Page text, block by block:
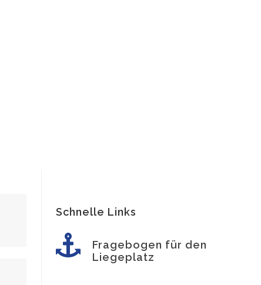
Schnelle Links
Fragebogen für den
Liegeplatz